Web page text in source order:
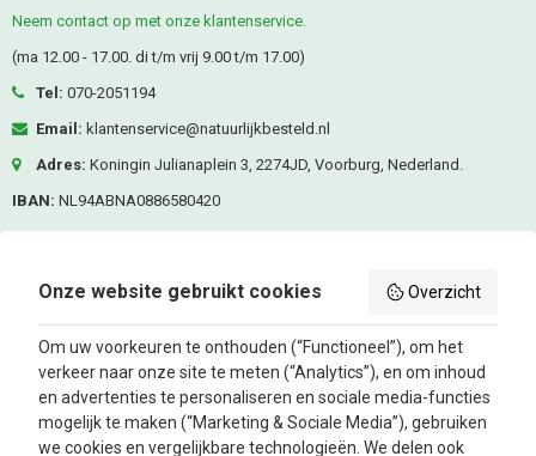
Neem contact op met onze klantenservice.
(ma 12.00 - 17.00. di t/m vrij 9.00 t/m 17.00)
Tel: 070-2051194
Email: klantenservice@natuurlijkbesteld.nl
Adres: Koningin Julianaplein 3, 2274JD, Voorburg, Nederland.
IBAN: NL94ABNA0886580420
KVK-nummer:80476287
Volg ons
FacebookInstagram
Onze website gebruikt cookies Overzicht
Om uw voorkeuren te onthouden (“Functioneel”), om het
verkeer naar onze site te meten (“Analytics”), en om inhoud
en advertenties te personaliseren en sociale media-functies
mogelijk te maken (“Marketing & Sociale Media”), gebruiken
we cookies en vergelijkbare technologieën. We delen ook